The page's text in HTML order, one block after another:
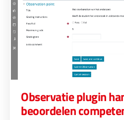
Observatie plugin
beoordelen